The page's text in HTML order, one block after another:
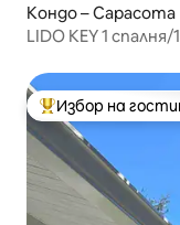
Кондо – Сарасота
LIDO KEY 1
Най-популярен
Избор на